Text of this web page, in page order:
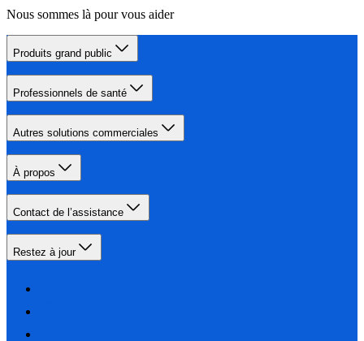
Nous sommes là pour vous aider
Produits grand public
Professionnels de santé
Autres solutions commerciales
À propos
Contact de l’assistance
Restez à jour